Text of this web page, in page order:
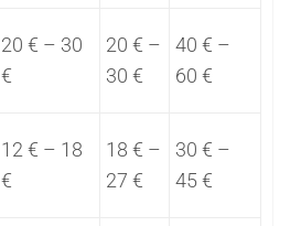
20 € – 30
€
20 € –
30 €
40 € –
60 €
12 € – 18
€
18 € –
27 €
30 € –
45 €